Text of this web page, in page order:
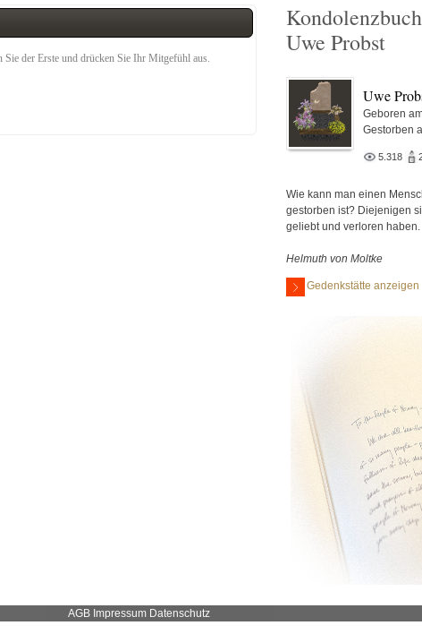
der Erste und drücken Sie Ihr Mitgefühl aus.
Uwe Probst
Uwe
Geboren
Gestorben
5.318
Wie kann man einen
gestorben ist? Diejenigen
geliebt und verloren haben.
Helmuth von Moltke
Gedenkstätte anzeigen
AGB Impressum Datenschutz